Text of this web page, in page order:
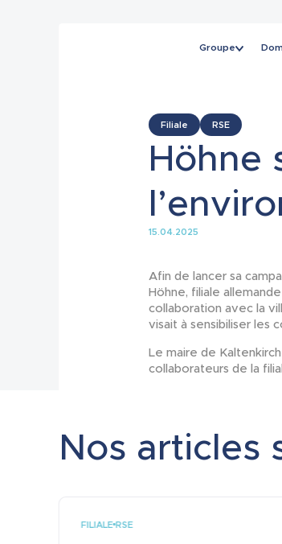
Groupe
Filiale RSE
Höhne
15.04.2025
Afin de lancer sa
Höhne, filiale
collaboration avec la
visait à sensibiliser les
Le maire de
collaborateurs de la
Nos articles
FILIALE RSE